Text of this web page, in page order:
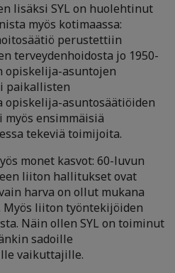
lisäksi SYL on huolehtinut
myös kotimaassa:
perustettiin
terveydenhoidosta jo 1950-
opiskelija-asuntojen
paikallisten
asuntosäätiöiden
ensimmäisiä
tekeviä toimijoita.
monet kasvot: 60-luvun
liiton hallitukset ovat
harva on ollut mukana
Myös liiton työntekijöiden
Näin ollen SYL on toiminut
sadoille
vaikuttajille.